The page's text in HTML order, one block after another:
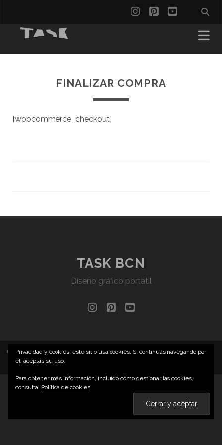
instagram
pinterest
youtube
FINALIZAR COMPRA
[woocommerce_checkout]
Privacidad y cookies: este sitio usa cookies. Si continúas navegando por
él, aceptas su uso.
Para obtener más información, incluido cómo gestionar las cookies,
consulta: Política de cookies
TASK BCN
Diseño gráfico portátil
instagram
pinterest
youtube
CONTACTO· HERE AND NOW ·PRIVACIDAD Y COOCKIES